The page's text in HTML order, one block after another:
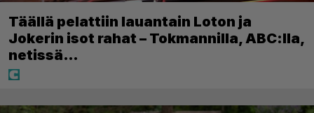
Täällä pelattiin lauantain Loton ja
Jokerin isot rahat – Tokmannilla, ABC:lla,
netissä…